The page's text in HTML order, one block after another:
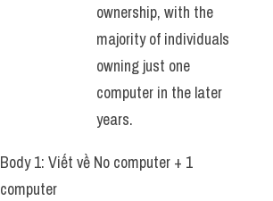
ownership, with the
majority of individuals
owning just one
computer in the later
years.
Body 1: Viết về No computer + 1
computer